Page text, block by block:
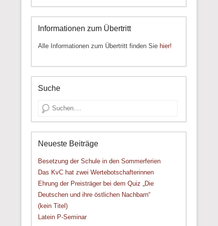
Informationen zum Übertritt
Alle Informationen zum Übertritt finden Sie hier!
Suche
Suche
Neueste Beiträge
Besetzung der Schule in den Sommerferien
Das KvC hat zwei Wertebotschafterinnen
Ehrung der Preisträger bei dem Quiz „Die
Deutschen und ihre östlichen Nachbarn“
(kein Titel)
Latein P-Seminar